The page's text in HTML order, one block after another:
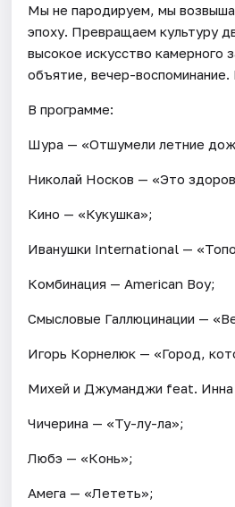
Мы не пародируем, мы
эпоху. Превращаем культуру
высокое искусство камерного
объятие, вечер-
В программе:
Шура — «Отшумели летние
Николай Носков — «Это
Кино — «Кукушка»;
Иванушки International —
Комбинация — American Boy;
Смысловые Галлюцинации —
Игорь Корнелюк — «Город,
Михей и Джуманджи feat. Инна
Чичерина — «Ту-лу-ла»;
Любэ — «Конь»;
Амега — «Лететь»;